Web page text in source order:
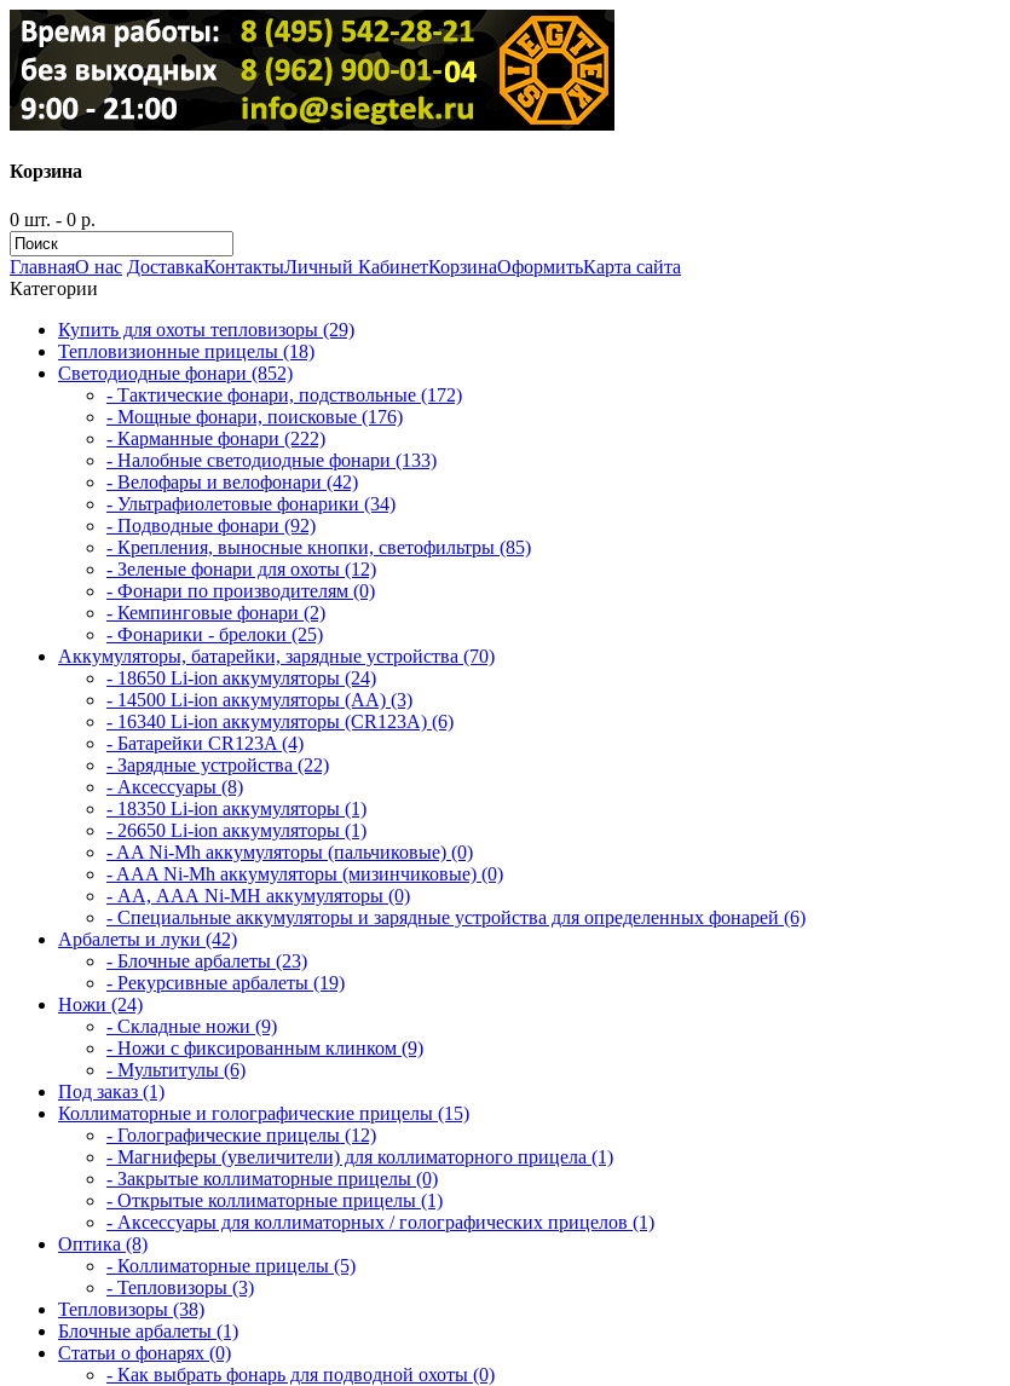
Корзина
0 шт. - 0 р.
ГлавнаяО нас ДоставкаКонтактыЛичный КабинетКорзинаОформитьКарта сайта
Категории
Купить для охоты тепловизоры (29)
Тепловизионные прицелы (18)
Светодиодные фонари (852)
- Тактические фонари, подствольные (172)
- Мощные фонари, поисковые (176)
- Карманные фонари (222)
- Налобные светодиодные фонари (133)
- Велофары и велофонари (42)
- Ультрафиолетовые фонарики (34)
- Подводные фонари (92)
- Крепления, выносные кнопки, светофильтры (85)
- Зеленые фонари для охоты (12)
- Фонари по производителям (0)
- Кемпинговые фонари (2)
- Фонарики - брелоки (25)
Аккумуляторы, батарейки, зарядные устройства (70)
- 18650 Li-ion аккумуляторы (24)
- 14500 Li-ion аккумуляторы (AA) (3)
- 16340 Li-ion аккумуляторы (CR123A) (6)
- Батарейки CR123A (4)
- Зарядные устройства (22)
- Аксессуары (8)
- 18350 Li-ion аккумуляторы (1)
- 26650 Li-ion аккумуляторы (1)
- AA Ni-Mh аккумуляторы (пальчиковые) (0)
- AAA Ni-Mh аккумуляторы (мизинчиковые) (0)
- АА, ААА Ni-MH аккумуляторы (0)
- Специальные аккумуляторы и зарядные устройства для определенных фонарей (6)
Арбалеты и луки (42)
- Блочные арбалеты (23)
- Рекурсивные арбалеты (19)
Ножи (24)
- Складные ножи (9)
- Ножи с фиксированным клинком (9)
- Мультитулы (6)
Под заказ (1)
Коллиматорные и голографические прицелы (15)
- Голографические прицелы (12)
- Магниферы (увеличители) для коллиматорного прицела (1)
- Закрытые коллиматорные прицелы (0)
- Открытые коллиматорные прицелы (1)
- Аксессуары для коллиматорных / голографических прицелов (1)
Оптика (8)
- Коллиматорные прицелы (5)
- Тепловизоры (3)
Тепловизоры (38)
Блочные арбалеты (1)
Статьи о фонарях (0)
- Как выбрать фонарь для подводной охоты (0)